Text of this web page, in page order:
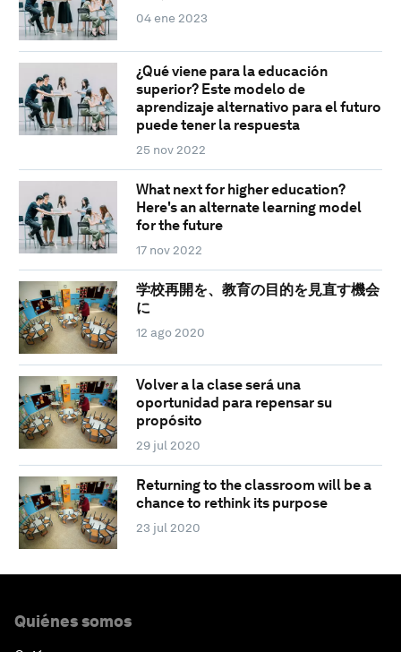
04 ene 2023
¿Qué viene para la educación
superior? Este modelo de
aprendizaje alternativo para el futuro
puede tener la respuesta
25 nov 2022
What next for higher education?
Here's an alternate learning model
for the future
17 nov 2022
学校再開を、教育の目的を見直す機会
に
12 ago 2020
Volver a la clase será una
oportunidad para repensar su
propósito
29 jul 2020
Returning to the classroom will be a
chance to rethink its purpose
23 jul 2020
Quiénes somos